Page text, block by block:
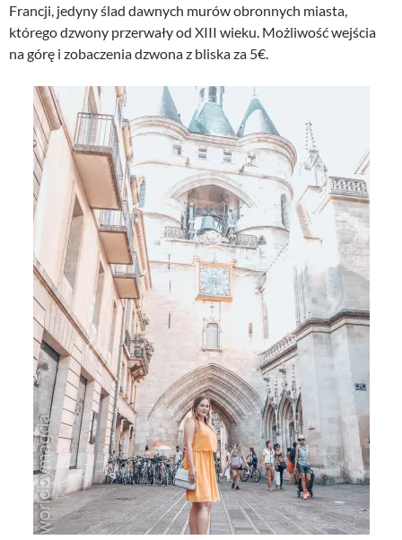
Francji, jedyny ślad dawnych murów obronnych miasta,
którego dzwony przerwały od XIII wieku. Możliwość wejścia
na górę i zobaczenia dzwona z bliska za 5€.